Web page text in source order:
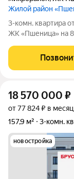
Жилой район
3-комн. квартира
ЖК «Пшеница» на
Высота потолков
спальнями в
18 570 000 ₽
от 77 824 ₽ в месяц
157,9 м²
3-комн.
новостройка